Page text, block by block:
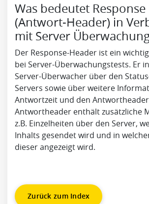
Was bedeutet
(Antwort-Header) in
mit Server
Der Response-Header ist ein
bei Server-Überwachungstests. Er
Server-Überwacher über den
Servers sowie über weitere
Antwortzeit und den
Antwortheader enthält zusätzliche
z.B. Einzelheiten über den Server,
Inhalts gesendet wird und in
dieser angezeigt wird.
Zurück zum Index